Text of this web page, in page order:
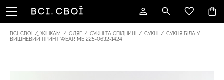
ВСІ. СВОЇ / ЖІНКАМ / ОДЯГ / СУКНІ ТА СПІДНИЦІ / СУКНІ / СУКНЯ БІЛА У
ВИШНЕВИЙ ПРИНТ WEAR ME 225-0632-1424